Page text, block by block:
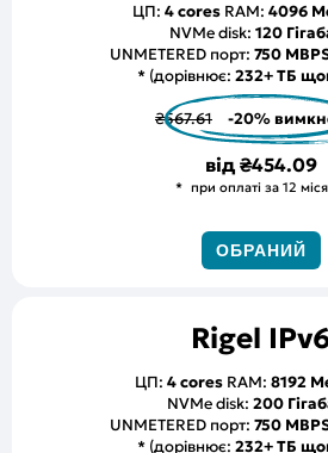
ЦП: 4 cores RAM: 4096
NVMe disk: 120
UNMETERED порт: 750
* (дорівнює: 232+ ТБ
₴567.61 -20%
від ₴454.09
при оплаті за 12
ОБРАНИЙ
Rigel
ЦП: 4 coresRAM: 8192
NVMe disk: 200
UNMETERED порт: 750
* (дорівнює: 232+ ТБ